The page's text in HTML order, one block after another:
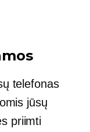
telefonas
jūsų
priimti